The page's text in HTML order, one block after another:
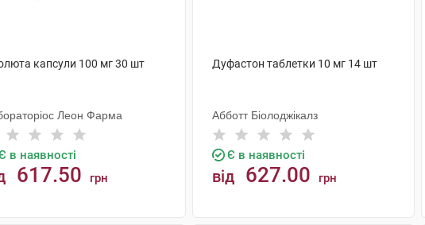
капсули 100 мг 30 шт
Леон Фарма
в наявності
617.50 грн
Дуфастон таблетки 10 мг 14 шт
Абботт Біолоджікалз
Є в наявності
від 627.00 грн